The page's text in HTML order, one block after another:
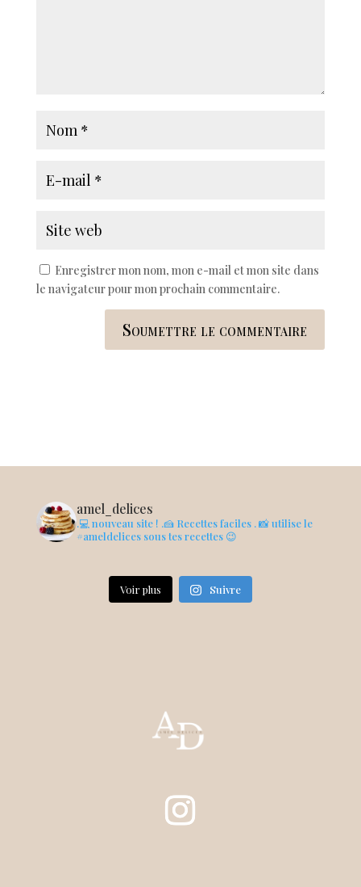
Enregistrer mon nom, mon e-mail et mon site dans
le navigateur pour mon prochain commentaire.
Soumettre le commentaire
amel_delices
.💻 nouveau site ! .🍰 Recettes faciles . 📸 utilise le
#ameldelices sous tes recettes 😉
Voir plus Suivre